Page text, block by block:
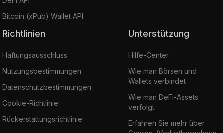
Bitcoin (xPub) Wallet API
Richtlinien
Haftungsausschluss
Nutzungsbestimmungen
Datenschutzbestimmungen
Cookie-Richtlinie
Rückerstattungsrichtlinie
Unterstützung
Hilfe-Center
Wie man Börsen und
Wallets verbindet
Wie man DeFi-Assets
verfolgt
Erfahren Sie mehr über